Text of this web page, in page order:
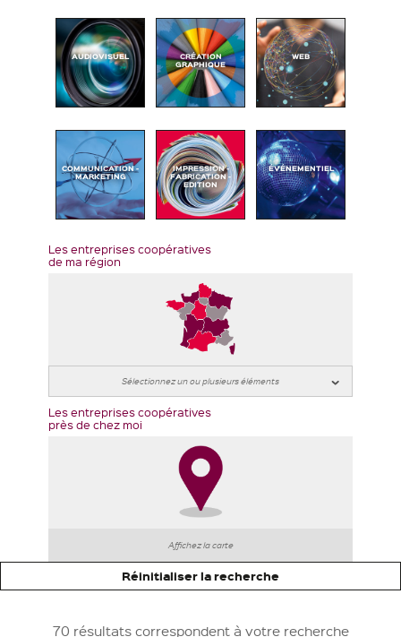
AUDIOVISUEL CRÉATION
GRAPHIQUE
WEB
COMMUNICATION -
MARKETING
IMPRESSION -
FABRICATION -
EDITION
ÉVÉNEMENTIEL
Les entreprises coopératives
de ma région
Les entreprises coopératives
près de chez moi
Affichez la carte
Réinitialiser la recherche
70 résultats correspondent à votre recherche